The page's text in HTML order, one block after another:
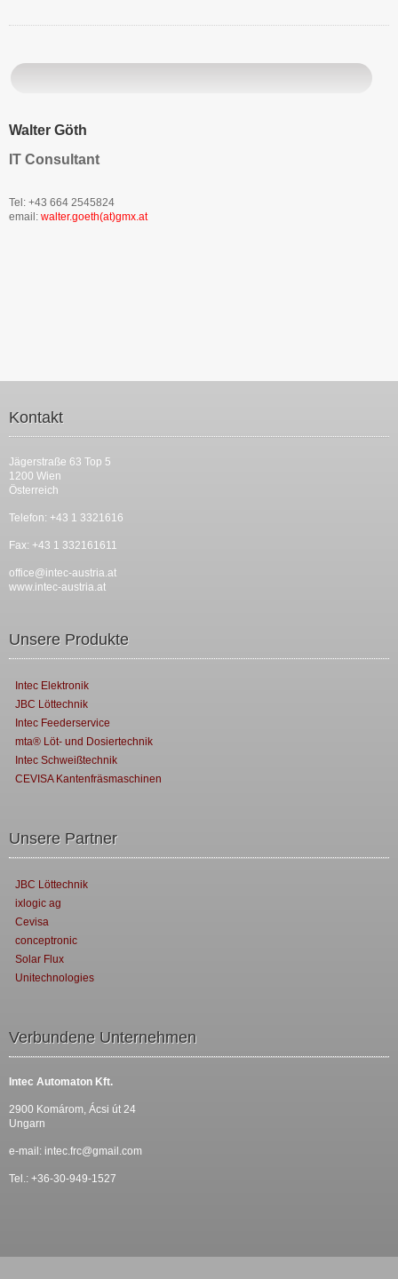
Walter Göth
IT Consultant
Tel: +43 664 2545824
email: walter.goeth(at)gmx.at
Kontakt
Jägerstraße 63 Top 5
1200 Wien
Österreich
Telefon: +43 1 3321616
Fax: +43 1 332161611
office@intec-austria.at
www.intec-austria.at
Unsere Produkte
Intec Elektronik
JBC Löttechnik
Intec Feederservice
mta® Löt- und Dosiertechnik
Intec Schweißtechnik
CEVISA Kantenfräsmaschinen
Unsere Partner
JBC Löttechnik
ixlogic ag
Cevisa
conceptronic
Solar Flux
Unitechnologies
Verbundene Unternehmen
Intec Automaton Kft.
2900 Komárom, Ácsi út 24
Ungarn
e-mail: intec.frc@gmail.com
Tel.: +36-30-949-1527